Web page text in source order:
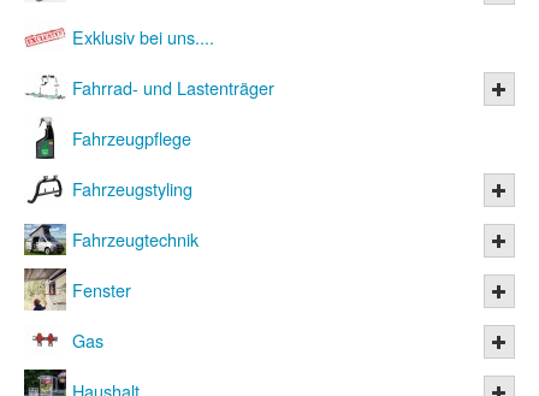
Exklusiv bei uns....
Fahrrad- und Lastenträger
Fahrzeugpflege
Fahrzeugstyling
Fahrzeugtechnik
Fenster
Gas
Haushalt